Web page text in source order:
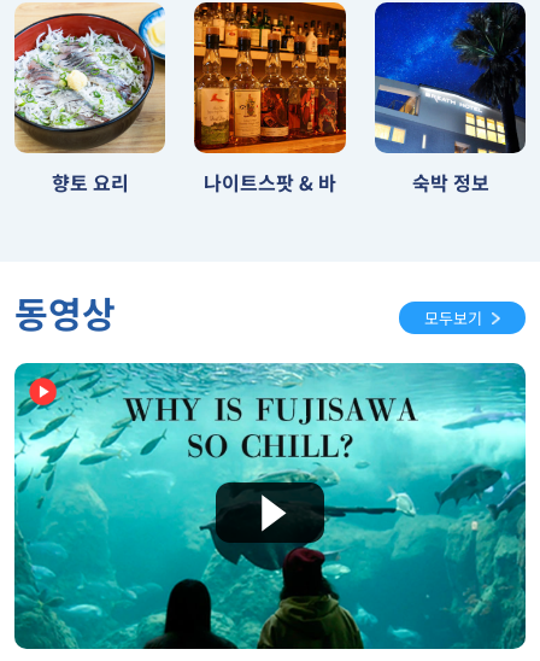
향토 요리 나이트스팟 & 바 숙박 정보
동영상 모두보기